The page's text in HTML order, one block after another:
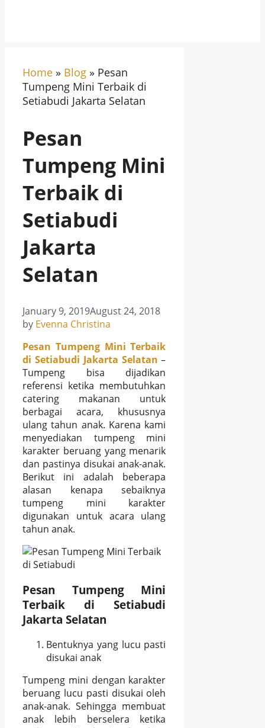
Home » Blog » Pesan
Tumpeng Mini Terbaik di
Setiabudi Jakarta Selatan
Pesan
Tumpeng Mini
Terbaik di
Setiabudi
Jakarta
Selatan
January 9, 2019August 24, 2018
by Evenna Christina
Pesan Tumpeng Mini Terbaik
di Setiabudi Jakarta Selatan –
Tumpeng bisa dijadikan
referensi ketika membutuhkan
catering makanan untuk
berbagai acara, khususnya
ulang tahun anak. Karena kami
menyediakan tumpeng mini
karakter beruang yang menarik
dan pastinya disukai anak-anak.
Berikut ini adalah beberapa
alasan kenapa sebaiknya
tumpeng mini karakter
digunakan untuk acara ulang
tahun anak.
Pesan Tumpeng Mini
Terbaik di Setiabudi
Jakarta Selatan
Bentuknya yang lucu pasti
disukai anak
Tumpeng mini dengan karakter
beruang lucu pasti disukai oleh
anak-anak. Sehingga membuat
anak lebih berselera ketika